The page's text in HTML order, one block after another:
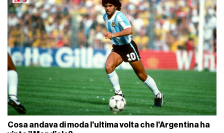
Cosa andava di moda l'ultima volta che l'Argentina ha